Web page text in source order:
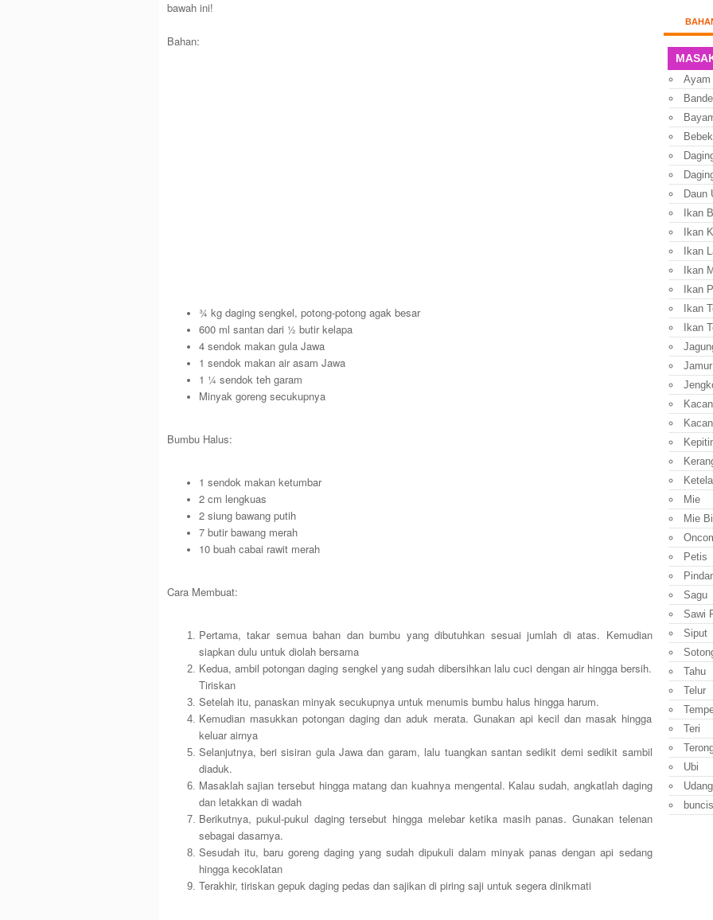
bawah ini!
Bahan:
¾ kg daging sengkel, potong-potong agak besar
600 ml santan dari ½ butir kelapa
4 sendok makan gula Jawa
1 sendok makan air asam Jawa
1 ¼ sendok teh garam
Minyak goreng secukupnya
Bumbu Halus:
1 sendok makan ketumbar
2 cm lengkuas
2 siung bawang putih
7 butir bawang merah
10 buah cabai rawit merah
Cara Membuat:
Pertama, takar semua bahan dan bumbu yang dibutuhkan sesuai jumlah di atas. Kemudian
siapkan dulu untuk diolah bersama
Kedua, ambil potongan daging sengkel yang sudah dibersihkan lalu cuci dengan air hingga bersih.
Tiriskan
Setelah itu, panaskan minyak secukupnya untuk menumis bumbu halus hingga harum.
Kemudian masukkan potongan daging dan aduk merata. Gunakan api kecil dan masak hingga
keluar airnya
Selanjutnya, beri sisiran gula Jawa dan garam, lalu tuangkan santan sedikit demi sedikit sambil
diaduk.
Masaklah sajian tersebut hingga matang dan kuahnya mengental. Kalau sudah, angkatlah daging
dan letakkan di wadah
Berikutnya, pukul-pukul daging tersebut hingga melebar ketika masih panas. Gunakan telenan
sebagai dasarnya.
Sesudah itu, baru goreng daging yang sudah dipukuli dalam minyak panas dengan api sedang
hingga kecoklatan
Terakhir, tiriskan gepuk daging pedas dan sajikan di piring saji untuk segera dinikmati
Ayam
Bebek
Daun
Ikan
Ikan
Ikan
Ikan
Ikan
Ikan
Ikan
Jamur
Ketela
Mie
Mie
Petis
Sagu
Sawi
Siput
Tahu
Telur
Teri
Ubi
Udang
buncis